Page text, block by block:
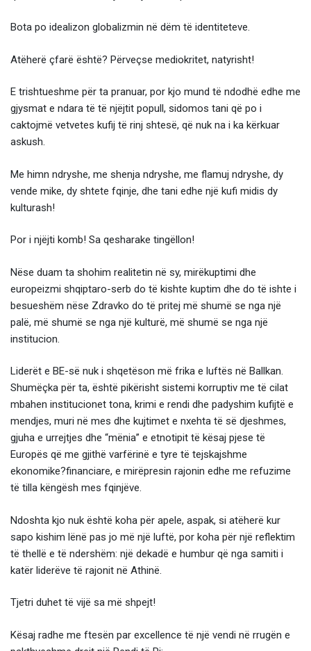
Bota po idealizon globalizmin në dëm të identiteteve.
Atëherë çfarë është? Përveçse mediokritet, natyrisht!
E trishtueshme për ta pranuar, por kjo mund të ndodhë edhe me
gjysmat e ndara të të njëjtit popull, sidomos tani që po i
caktojmë vetvetes kufij të rinj shtesë, që nuk na i ka kërkuar
askush.
Me himn ndryshe, me shenja ndryshe, me flamuj ndryshe, dy
vende mike, dy shtete fqinje, dhe tani edhe një kufi midis dy
kulturash!
Por i njëjti komb! Sa qesharake tingëllon!
Nëse duam ta shohim realitetin në sy, mirëkuptimi dhe
europeizmi shqiptaro-serb do të kishte kuptim dhe do të ishte i
besueshëm nëse Zdravko do të pritej më shumë se nga një
palë, më shumë se nga një kulturë, më shumë se nga një
institucion.
Liderët e BE-së nuk i shqetëson më frika e luftës në Ballkan.
Shumëçka për ta, është pikërisht sistemi korruptiv me të cilat
mbahen institucionet tona, krimi e rendi dhe padyshim kufijtë e
mendjes, muri në mes dhe kujtimet e nxehta të së djeshmes,
gjuha e urrejtjes dhe “mënia” e etnotipit të kësaj pjese të
Europës që me gjithë varfërinë e tyre të tejskajshme
ekonomike?financiare, e mirëpresin rajonin edhe me refuzime
të tilla këngësh mes fqinjëve.
Ndoshta kjo nuk është koha për apele, aspak, si atëherë kur
sapo kishim lënë pas jo më një luftë, por koha për një reflektim
të thellë e të ndershëm: një dekadë e humbur që nga samiti i
katër liderëve të rajonit në Athinë.
Tjetri duhet të vijë sa më shpejt!
Kësaj radhe me ftesën par excellence të një vendi në rrugën e